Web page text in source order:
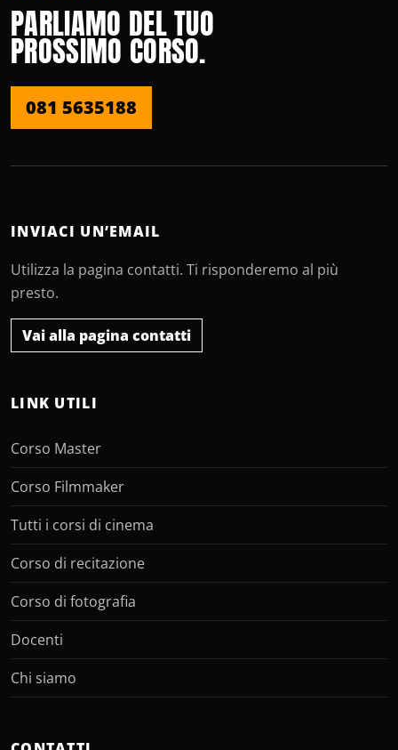
PARLIAMO DEL TUO
PROSSIMO CORSO.
081 5635188
INVIACI UN’EMAIL
Utilizza la pagina contatti. Ti risponderemo al più
presto.
Vai alla pagina contatti
LINK UTILI
Corso Master
Corso Filmmaker
Tutti i corsi di cinema
Corso di recitazione
Corso di fotografia
Docenti
Chi siamo